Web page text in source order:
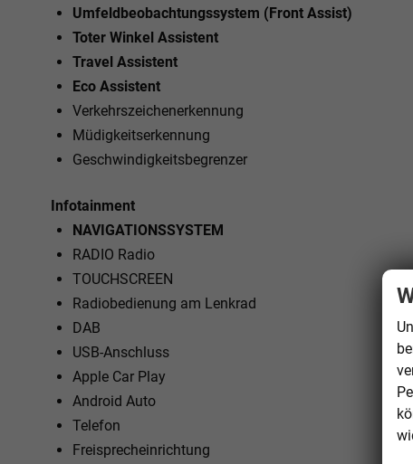
Umfeldbeobachtungssystem (Front Assist)
Toter Winkel Assistent
Travel Assistent
Eco Assistent
Verkehrszeichenerkennung
Müdigkeitserkennung
Geschwindigkeitsbegrenzer
Infotainment
NAVIGATIONSSYSTEM
RADIO Radio
TOUCHSCREEN
Radiobedienung am Lenkrad
DAB
USB-Anschluss
Apple Car Play
Android Auto
Telefon
Freisprecheinrichtung